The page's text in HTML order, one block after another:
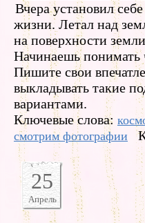
Вчера установил
жизни. Летал над
на поверхности
Начинаешь понимать
Пишите свои
выкладывать такие
вариантами.
Ключевые слова:
смотрим фотографии
25
Апрель